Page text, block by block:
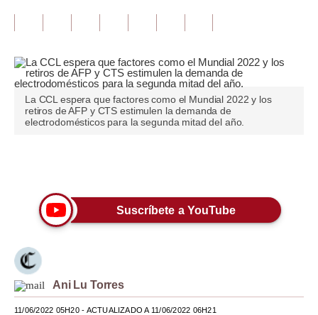
Editorial
Blogs
Tendencias
Lujo
Estilos
EEUU
México
La CCL espera que factores como el Mundial 2022 y los
retiros de AFP y CTS estimulen la demanda de
electrodomésticos para la segunda mitad del año.
Suscríbete a YouTube
Ani Lu Torres
11/06/2022 05H20- ACTUALIZADO A 11/06/2022 06H21